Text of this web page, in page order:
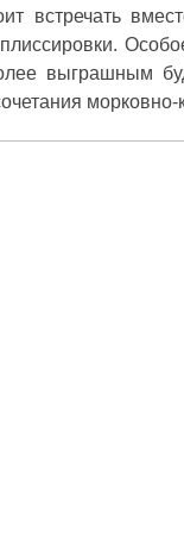
А ВВЕЧЕРІ ВЖЕ
вирішила перевірити всіх
Зранку світить
приходить сильний...
встречать
выграшным
морковно-